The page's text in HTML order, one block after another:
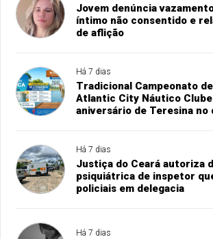
Jovem denúncia
íntimo não consentido e
de aflição
Há 7 dias
Tradicional Campeonato
Atlantic City Náutico
aniversário de Teresina no
Há 7 dias
Justiça do Ceará autoriza
psiquiátrica de inspetor
policiais em delegacia
Há 7 dias